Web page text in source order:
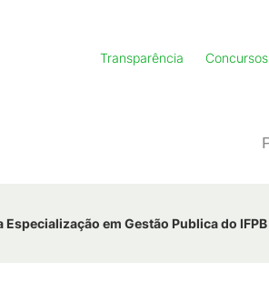
Transparência Concursos
em Gestão Publica do IFPB